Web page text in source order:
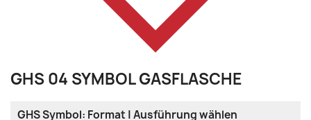
GHS 04 SYMBOL GASFLASCHE
GHS Symbol: Format | Ausführung wählen